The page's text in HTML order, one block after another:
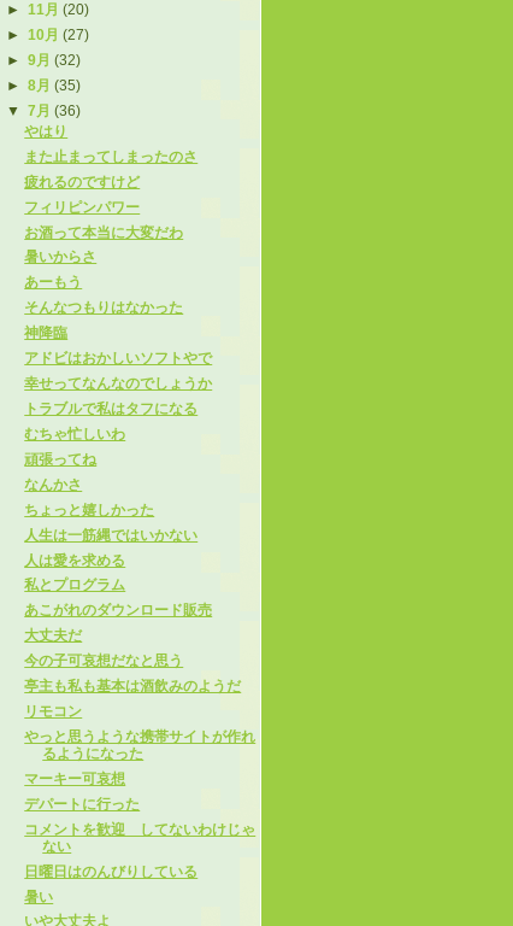
►11月(20)
►10月(27)
►9月(32)
►8月(35)
▼7月(36)
やはり
また止まってしまったのさ
疲れるのですけど
フィリピンパワー
お酒って本当に大変だわ
暑いからさ
あーもう
そんなつもりはなかった
神降臨
アドビはおかしいソフトやで
幸せってなんなのでしょうか
トラブルで私はタフになる
むちゃ忙しいわ
頑張ってね
なんかさ
ちょっと嬉しかった
人生は一筋縄ではいかない
人は愛を求める
私とプログラム
あこがれのダウンロード販売
大丈夫だ
今の子可哀想だなと思う
亭主も私も基本は酒飲みのようだ
リモコン
やっと思うような携帯サイトが作れ
るようになった
マーキー可哀想
デパートに行った
コメントを歓迎 してないわけじゃ
ない
日曜日はのんびりしている
暑い
いや大丈夫よ